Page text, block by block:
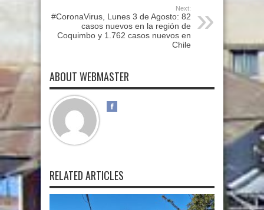
Next:
#CoronaVirus, Lunes 3 de Agosto: 82
casos nuevos en la región de
Coquimbo y 1.762 casos nuevos en
Chile
ABOUT WEBMASTER
RELATED ARTICLES